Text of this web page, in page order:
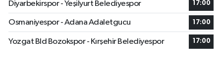
Diyarbekirspor - Yeşilyurt Belediyespor 17:00
Osmaniyespor - Adana Adaletgucu 17:00
Yozgat Bld Bozokspor - Kırşehir Belediyespor 17:00